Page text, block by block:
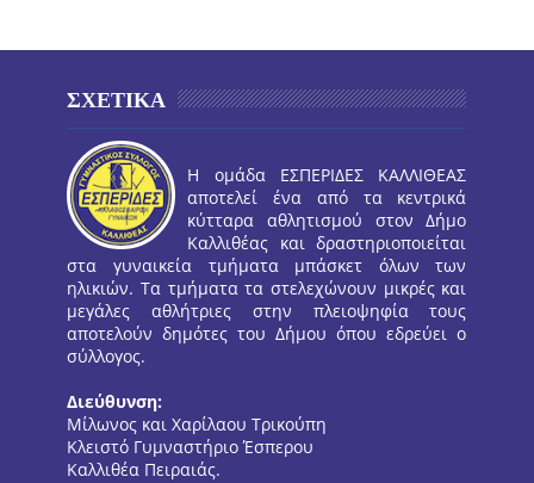
ΣΧΕΤΙΚΑ
Η ομάδα ΕΣΠΕΡΙΔΕΣ ΚΑΛΛΙΘΕΑΣ
αποτελεί ένα από τα κεντρικά
κύτταρα αθλητισμού στον Δήμο
Καλλιθέας και δραστηριοποιείται
στα γυναικεία τμήματα μπάσκετ όλων των
ηλικιών. Τα τμήματα τα στελεχώνουν μικρές και
μεγάλες αθλήτριες στην πλειοψηφία τους
αποτελούν δημότες του Δήμου όπου εδρεύει ο
σύλλογος.
Διεύθυνση:
Μίλωνος και Χαρίλαου Τρικούπη
Κλειστό Γυμναστήριο Έσπερου
Καλλιθέα Πειραιάς.